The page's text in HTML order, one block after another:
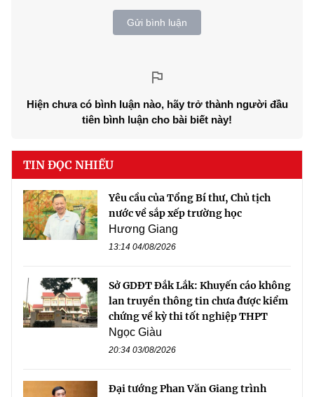
Gửi bình luận
Hiện chưa có bình luận nào, hãy trở thành người đầu
tiên bình luận cho bài biết này!
TIN ĐỌC NHIỀU
Yêu cầu của Tổng Bí thư, Chủ tịch
nước về sắp xếp trường học
Hương Giang
13:14 04/08/2026
Sở GDĐT Đắk Lắk: Khuyến cáo không
lan truyền thông tin chưa được kiểm
chứng về kỳ thi tốt nghiệp THPT
Ngọc Giàu
20:34 03/08/2026
Đại tướng Phan Văn Giang trình